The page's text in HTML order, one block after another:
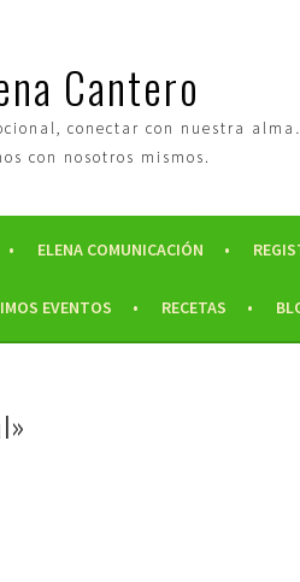
Cantero
conectar con nuestra
con nosotros mismos.
ELENA COMUNICACIÓN
EVENTOS RECETAS